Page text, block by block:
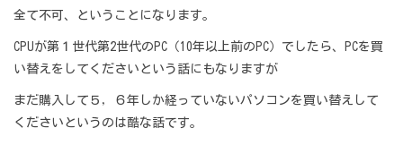
全て不可、ということになります。
CPUが第１世代第2世代のPC（10年以上前のPC）でしたら、PCを買
い替えをしてくださいという話にもなりますが
まだ購入して５，６年しか経っていないパソコンを買い替えして
くださいというのは酷な話です。